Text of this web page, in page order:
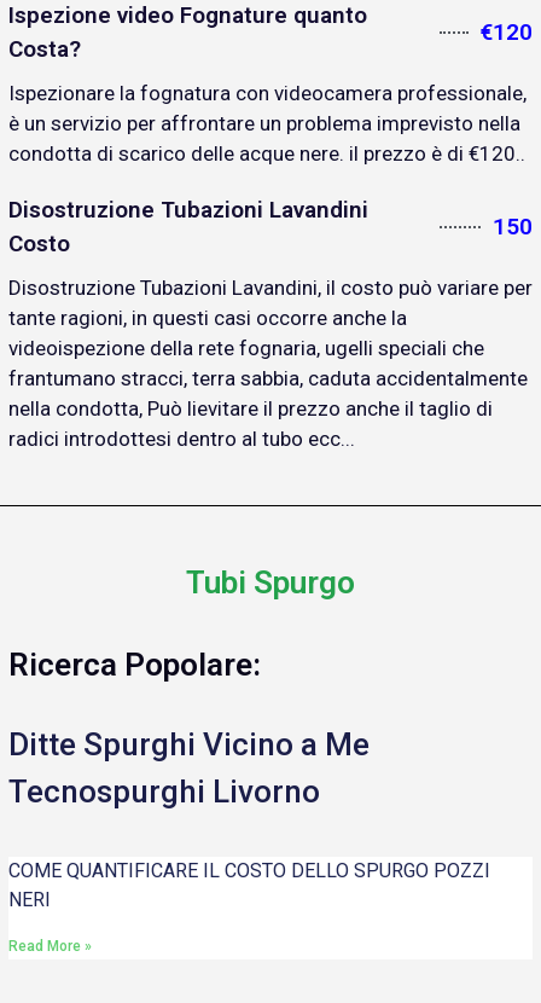
Ispezione video Fognature quanto
Costa?
€120
Ispezionare la fognatura con videocamera professionale,
è un servizio per affrontare un problema imprevisto nella
condotta di scarico delle acque nere. il prezzo è di €120..
Disostruzione Tubazioni Lavandini
Costo
150
Disostruzione Tubazioni Lavandini, il costo può variare per
tante ragioni, in questi casi occorre anche la
videoispezione della rete fognaria, ugelli speciali che
frantumano stracci, terra sabbia, caduta accidentalmente
nella condotta, Può lievitare il prezzo anche il taglio di
radici introdottesi dentro al tubo ecc...
Tubi Spurgo
Ricerca Popolare:
Ditte Spurghi Vicino a Me
Tecnospurghi Livorno
COME QUANTIFICARE IL COSTO DELLO SPURGO POZZI
NERI
Read More »